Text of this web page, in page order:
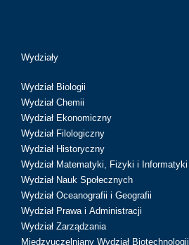
Wydziały
Wydział Biologii
Wydział Chemii
Wydział Ekonomiczny
Wydział Filologiczny
Wydział Historyczny
Wydział Matematyki, Fizyki i Informatyki
Wydział Nauk Społecznych
Wydział Oceanografii i Geografii
Wydział Prawa i Administracji
Wydział Zarządzania
Międzyuczelniany Wydział Biotechnologii